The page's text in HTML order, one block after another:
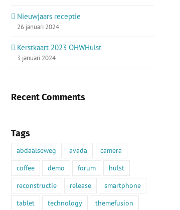
Nieuwjaars receptie
26 januari 2024
Kerstkaart 2023 OHWHulst
3 januari 2024
Recent Comments
Tags
abdaalseweg avada
camera
coffee
demo forum
hulst
reconstructie
release
smartphone
tablet
technology
themefusion